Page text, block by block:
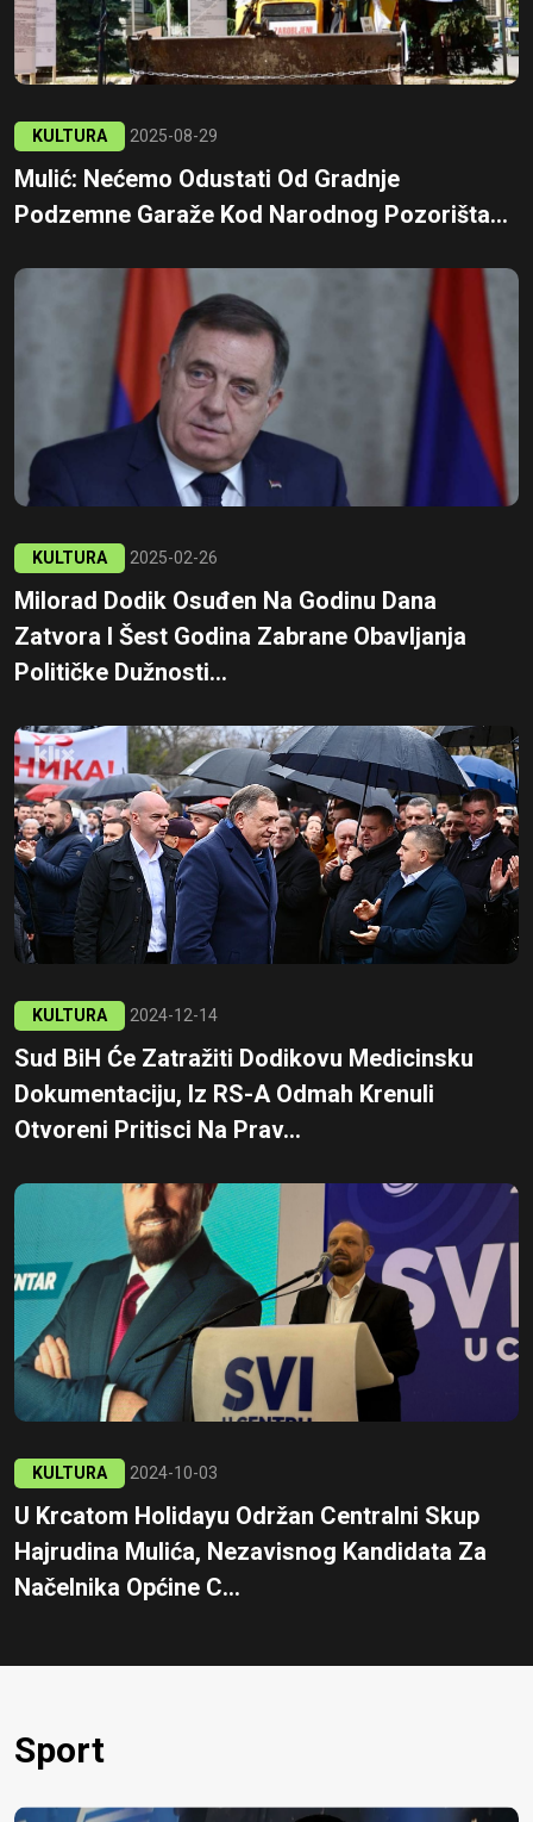
KULTURA 2025-08-29
Mulić: Nećemo Odustati Od Gradnje
Podzemne Garaže Kod Narodnog Pozorišta...
KULTURA 2025-02-26
Milorad Dodik Osuđen Na Godinu Dana
Zatvora I Šest Godina Zabrane Obavljanja
Političke Dužnosti...
KULTURA 2024-12-14
Sud BiH Će Zatražiti Dodikovu Medicinsku
Dokumentaciju, Iz RS-A Odmah Krenuli
Otvoreni Pritisci Na Prav...
KULTURA 2024-10-03
U Krcatom Holidayu Održan Centralni Skup
Hajrudina Mulića, Nezavisnog Kandidata Za
Načelnika Općine C...
Sport